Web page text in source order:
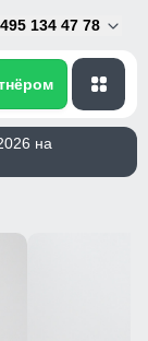
134 47 78
на